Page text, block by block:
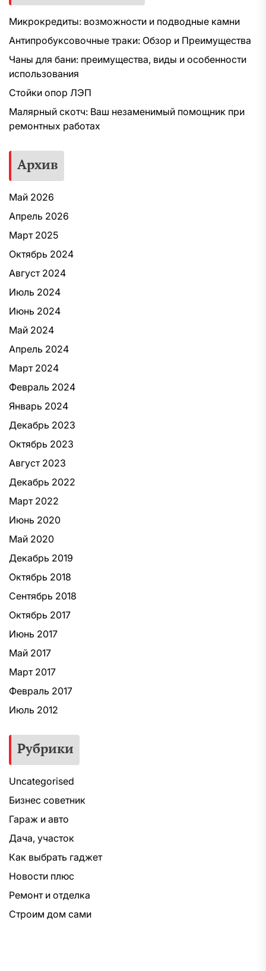
Микрокредиты: возможности и подводные камни
Антипробуксовочные траки: Обзор и Преимущества
Чаны для бани: преимущества, виды и особенности
использования
Стойки опор ЛЭП
Малярный скотч: Ваш незаменимый помощник при
ремонтных работах
Архив
Май 2026
Апрель 2026
Март 2025
Октябрь 2024
Август 2024
Июль 2024
Июнь 2024
Май 2024
Апрель 2024
Март 2024
Февраль 2024
Январь 2024
Декабрь 2023
Октябрь 2023
Август 2023
Декабрь 2022
Март 2022
Июнь 2020
Май 2020
Декабрь 2019
Октябрь 2018
Сентябрь 2018
Октябрь 2017
Июнь 2017
Май 2017
Март 2017
Февраль 2017
Июль 2012
Рубрики
Uncategorised
Бизнес советник
Гараж и авто
Дача, участок
Как выбрать гаджет
Новости плюс
Ремонт и отделка
Строим дом сами